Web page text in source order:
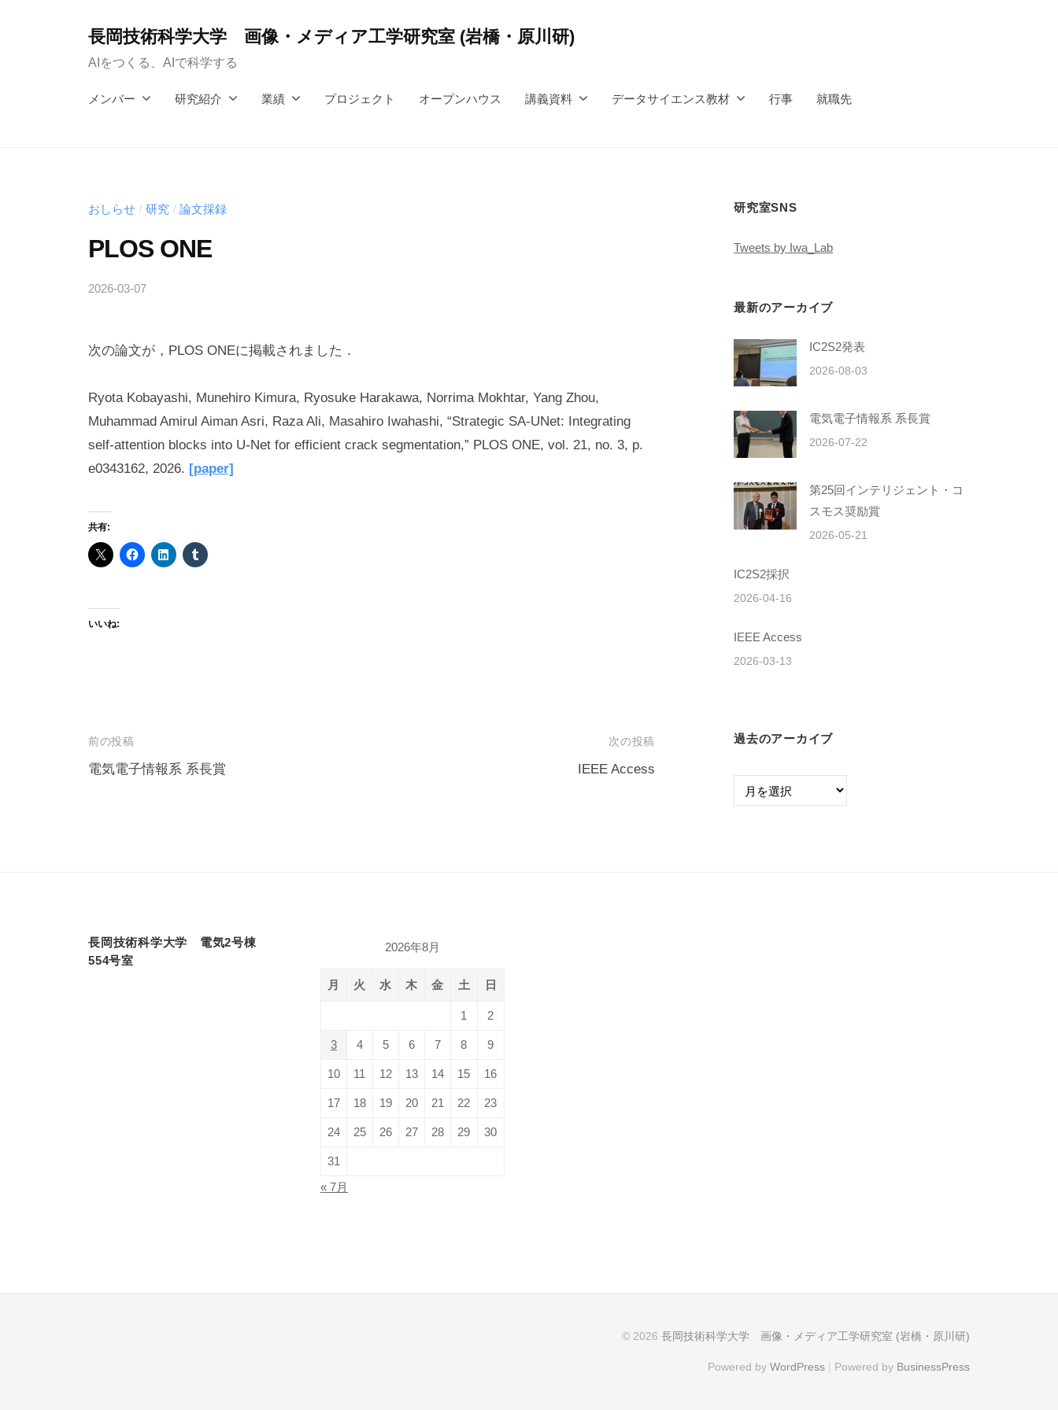
長岡技術科学大学 画像・メディア工学研究室 (岩橋・原川研)
AIをつくる、AIで科学する
メンバー 研究紹介 業績 プロジェクト オープンハウス 講義資料 データサイエンス教材 行事 就職先
おしらせ / 研究 / 論文採録
PLOS ONE
2026-03-07
a
a
k
a
次の論文が，PLOS ONEに掲載されました．
Ryota Kobayashi, Munehiro Kimura, Ryosuke Harakawa, Norrima Mokhtar, Yang Zhou,
Muhammad Amirul Aiman Asri, Raza Ali, Masahiro Iwahashi, “Strategic SA-UNet: Integrating
self-attention blocks into U-Net for efficient crack segmentation,” PLOS ONE, vol. 21, no. 3, p.
e0343162, 2026. [paper]
共有:
いいね:
投
稿
ン
前の投稿
電気電子情報系 系長賞
次の投稿
IEEE Access
研究室SNS
Tweets by Iwa_Lab
最新のアーカイブ
IC2S2発表
2026-08-03
電気電子情報系 系長賞
2026-07-22
第25回インテリジェント・コ
スモス奨励賞
2026-05-21
IC2S2採択
2026-04-16
IEEE Access
2026-03-13
過去のアーカイブ
過
長岡技術科学大学 電気2号棟
554号室
2026年8月
月 火 水 木 金 土 日
1 2
3 4 5 6 7 8 9
10 11 12 13 14 15 16
17 18 19 20 21 22 23
24 25 26 27 28 29 30
31
« 7月
© 2026 長岡技術科学大学 画像・メディア工学研究室 (岩橋・原川研)
Powered by WordPress | Powered by BusinessPress